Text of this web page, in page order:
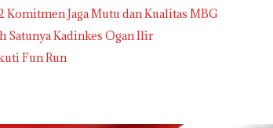
Jaga Mutu dan Kualitas MBG
Satunya Kadinkes Ogan Ilir
Fun Run